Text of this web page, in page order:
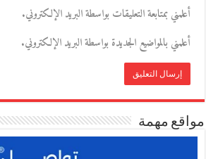
أعلمني بمتابعة التعليقات بواسطة البريد الإلكتروني.
أعلمني بالمواضيع الجديدة بواسطة البريد الإلكتروني.
مواقع مهمة